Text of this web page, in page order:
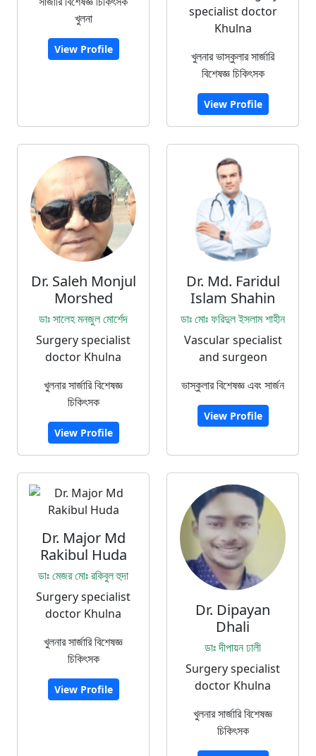
খুলনা
View Profile
specialist doctor
Khulna
খুলনার ভাস্কুলার সার্জারি
বিশেষজ্ঞ চিকিৎসক
View Profile
Dr. Saleh Monjul
Morshed
ডাঃ সালেহ মনজুল মোর্শেদ
Surgery specialist
doctor Khulna
খুলনার সার্জারি বিশেষজ্ঞ
চিকিৎসক
View Profile
Dr. Md. Faridul
Islam Shahin
ডাঃ মোঃ ফরিদুল ইসলাম শাহীন
Vascular specialist
and surgeon
ভাস্কুলার বিশেষজ্ঞ এবং সার্জন
View Profile
Dr. Major Md
Rakibul Huda
ডাঃ মেজর মোঃ রকিবুল হুদা
Surgery specialist
doctor Khulna
খুলনার সার্জারি বিশেষজ্ঞ
চিকিৎসক
View Profile
Dr. Dipayan
Dhali
ডাঃ দীপায়ন ঢালী
Surgery specialist
doctor Khulna
খুলনার সার্জারি বিশেষজ্ঞ
চিকিৎসক